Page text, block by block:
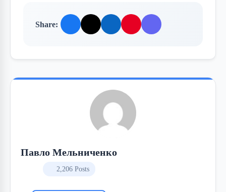
Share:
Павло Мельниченко
2,206 Posts